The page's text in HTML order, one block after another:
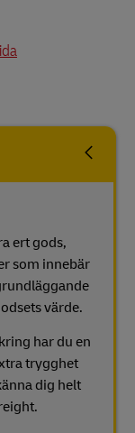
ert gods,
som innebär
värde.
har du en
trygghet
dig helt